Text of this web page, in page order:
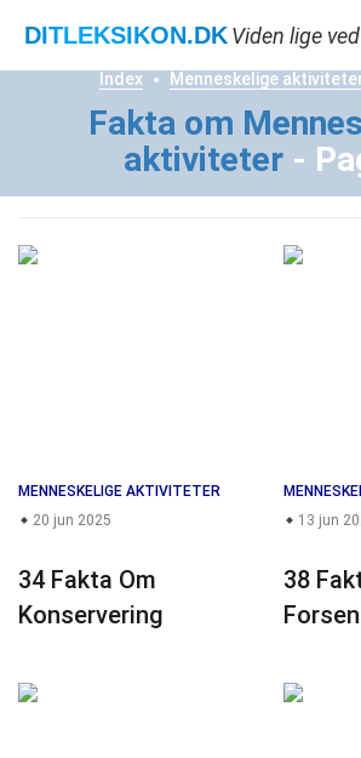
DITLEKSIKON.DKViden lige
Index Menneskelige
Fakta om
aktiviteter-
MENNESKELIGE AKTIVITETER
20 jun 2025
34 Fakta Om
Konservering
13 jun
38